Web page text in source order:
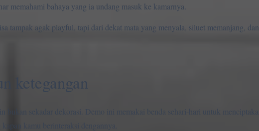
memahami bahaya yang ia undang masuk ke kamarnya.
tampak agak playful, tapi dari dekat mata yang menyala, siluet memanjang, dan
ketegangan
sekadar dekorasi. Demo ini memakai benda sehari-hari untuk menciptakan
kamu berinteraksi dengannya.